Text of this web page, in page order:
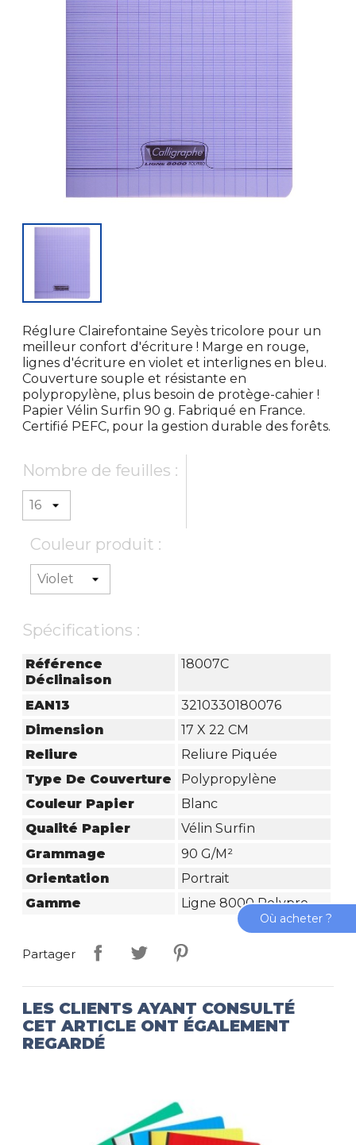
Réglure Clairefontaine Seyès tricolore pour un
meilleur confort d'écriture ! Marge en rouge,
lignes d'écriture en violet et interlignes en bleu.
Couverture souple et résistante en
polypropylène, plus besoin de protège-cahier !
Papier Vélin Surfin 90 g. Fabriqué en France.
Certifié PEFC, pour la gestion durable des forêts.
Nombre de feuilles :
Couleur produit :
Spécifications :
Référence
Déclinaison
18007C
EAN13
3210330180076
Dimension
17 X 22 CM
Reliure
Reliure Piquée
Type De Couverture
Polypropylène
Couleur Papier
Blanc
Qualité Papier
Vélin Surfin
Grammage
90 G/m²
Orientation
Portrait
Gamme
Ligne 8000 Polypro
Partager
LES CLIENTS AYANT CONSULTÉ
CET ARTICLE ONT ÉGALEMENT
REGARDÉ
Où acheter ?